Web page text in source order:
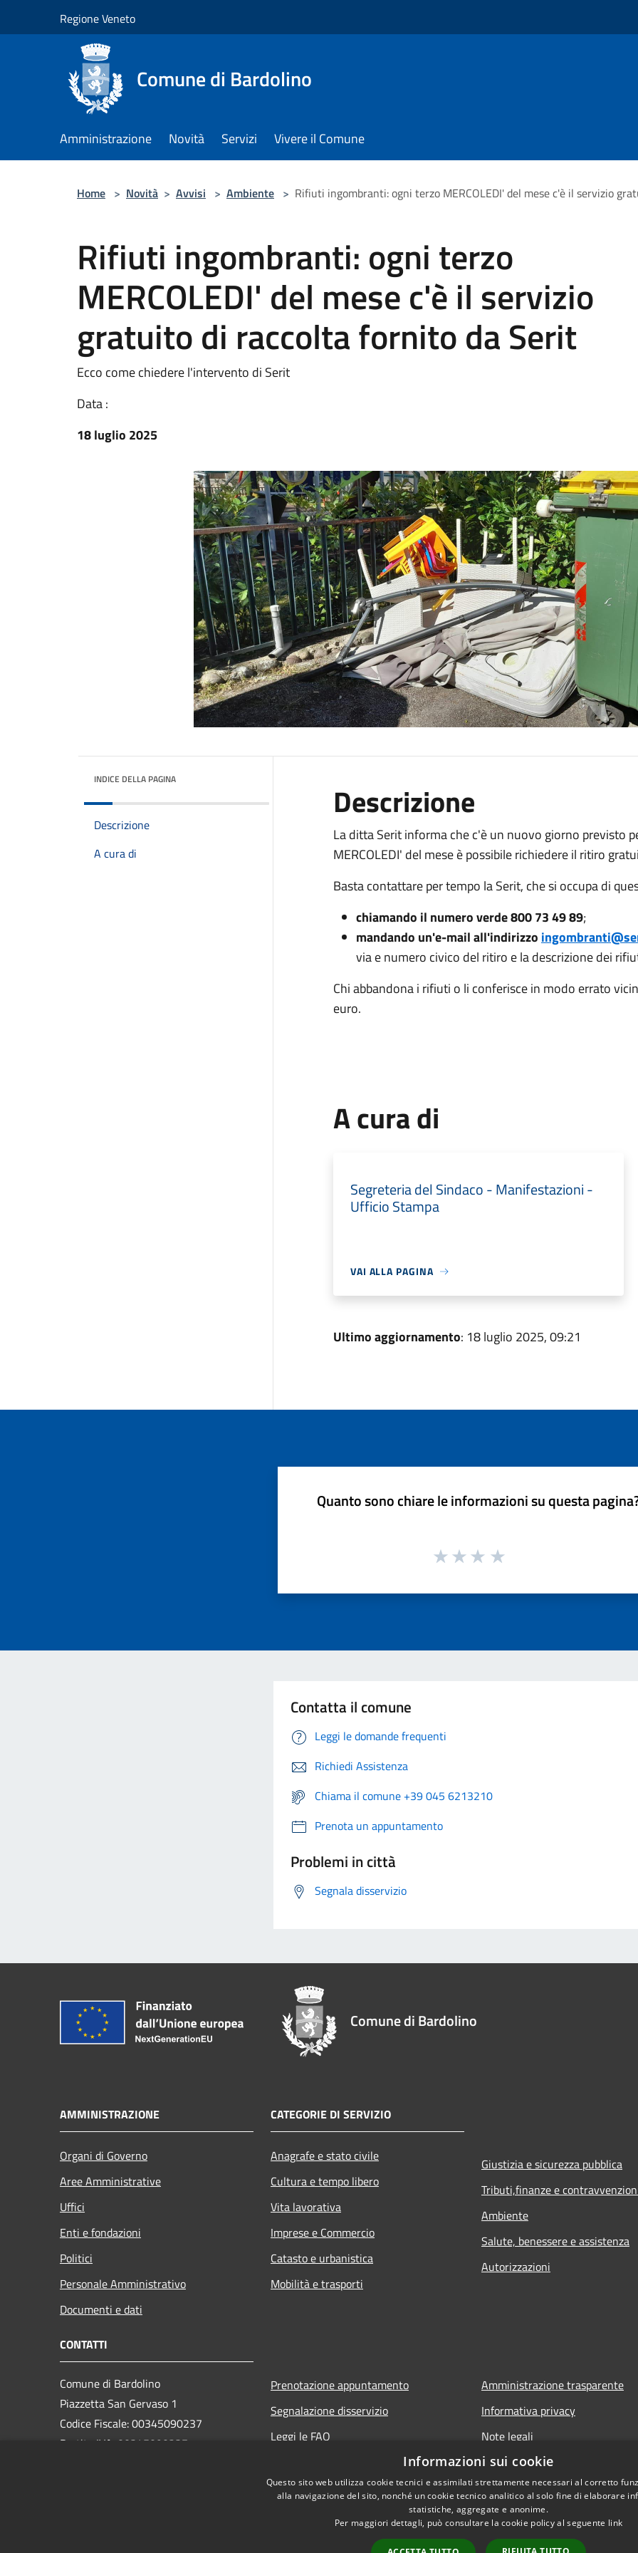
Regione Veneto
Comune di Bardolino
Amministrazione Novità Servizi Vivere il Comune
Home > Novità > Avvisi > Ambiente > Rifiuti ingombranti: ogni terzo MERCOLEDI' del mese c'è il servizio
Rifiuti ingombranti: ogni terzo
MERCOLEDI' del mese c'è il servizio
gratuito di raccolta fornito da Serit
Ecco come chiedere l'intervento di Serit
Data :
18 luglio 2025
INDICE DELLA PAGINA
Descrizione
A cura di
Descrizione
La ditta Serit informa che c'è un nuovo giorno previsto
MERCOLEDI' del mese è possibile richiedere il ritiro
Basta contattare per tempo la Serit, che si occupa di
chiamando il numero verde 800 73 49 89;
mandando un'e-mail all'indirizzo
via e numero civico del ritiro e la descrizione dei
Chi abbandona i rifiuti o li conferisce in modo errato
euro.
A cura di
Segreteria del Sindaco - Manifestazioni -
Ufficio Stampa
VAI ALLA PAGINA
Ultimo aggiornamento: 18 luglio 2025, 09:21
Quanto sono chiare le informazioni su questa
Contatta il comune
Leggi le domande frequenti
Richiedi Assistenza
Chiama il comune +39 045 6213210
Prenota un appuntamento
Problemi in città
Segnala disservizio
Comune di Bardolino
AMMINISTRAZIONE
Organi di Governo
Aree Amministrative
Uffici
Enti e fondazioni
Politici
Personale Amministrativo
Documenti e dati
CATEGORIE DI SERVIZIO
Anagrafe e stato civile
Cultura e tempo libero
Vita lavorativa
Imprese e Commercio
Catasto e urbanistica
Mobilità e trasporti
Giustizia e sicurezza pubblica
Tributi,finanze e
Ambiente
Salute, benessere e assistenza
Autorizzazioni
CONTATTI
Comune di Bardolino
Piazzetta San Gervaso 1
Codice Fiscale: 00345090237
Partita IVA: 00345090237
Prenotazione appuntamento
Segnalazione disservizio
Leggi le FAQ
Amministrazione trasparente
Informativa privacy
Note legali
Dichiarazione di accessibilità
Link app municipium
Informazioni sui cookie
Questo sito web utilizza cookie tecnici e assimilati strettamente necessari al corretto
alla navigazione del sito, nonché un cookie tecnico analitico al solo fine di elaborare
statistiche, aggregate e anonime.
Per maggiori dettagli, può consultare la cookie policy al seguente link